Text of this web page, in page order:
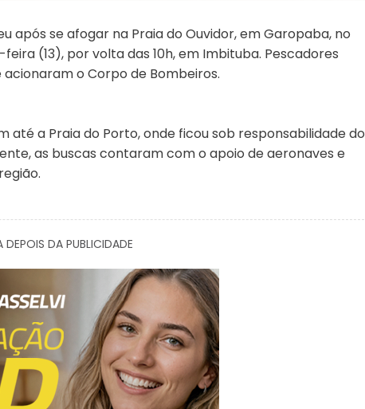
após se afogar na Praia do Ouvidor, em Garopaba, no
(13), por volta das 10h, em Imbituba. Pescadores
o Corpo de Bombeiros.
até a Praia do Porto, onde ficou sob responsabilidade do
as buscas contaram com o apoio de aeronaves e
DA PUBLICIDADE